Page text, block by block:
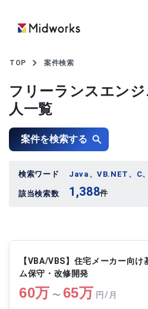
TOP 案件検索
フリーランスエン
人一覧
案件を検索する
検索ワード Java、VB.NET、C
該当検索数 1,388件
【VBA/VBS】住宅メーカー向け
ム保守・改修開発
60万 〜 65万 円/月